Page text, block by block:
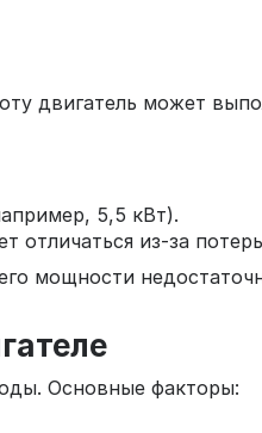
двигатель может
5,5 кВт).
отличаться из-за
мощности
Основные факторы: